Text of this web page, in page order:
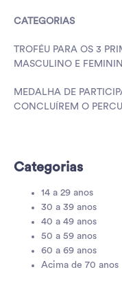
CATEGORIAS
TROFÉU PARA OS 3
MASCULINO E
MEDALHA DE
CONCLUÍREM O
Categorias
14 a 29 anos
30 a 39 anos
40 a 49 anos
50 a 59 anos
60 a 69 anos
Acima de 70 anos